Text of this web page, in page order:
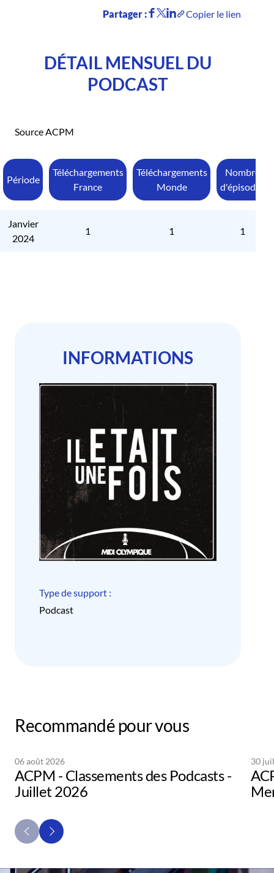
Partager : Copier le lien
DÉTAIL MENSUEL DU
PODCAST
Source ACPM
Période
Téléchargements
France
Téléchargements
Monde
Nombre
d'épisodes
Janvier
2024
1 1 1
INFORMATIONS
Type de support :
Podcast
Recommandé pour vous
06 août 2026
ACPM - Classements des Podcasts -
Juillet 2026
30